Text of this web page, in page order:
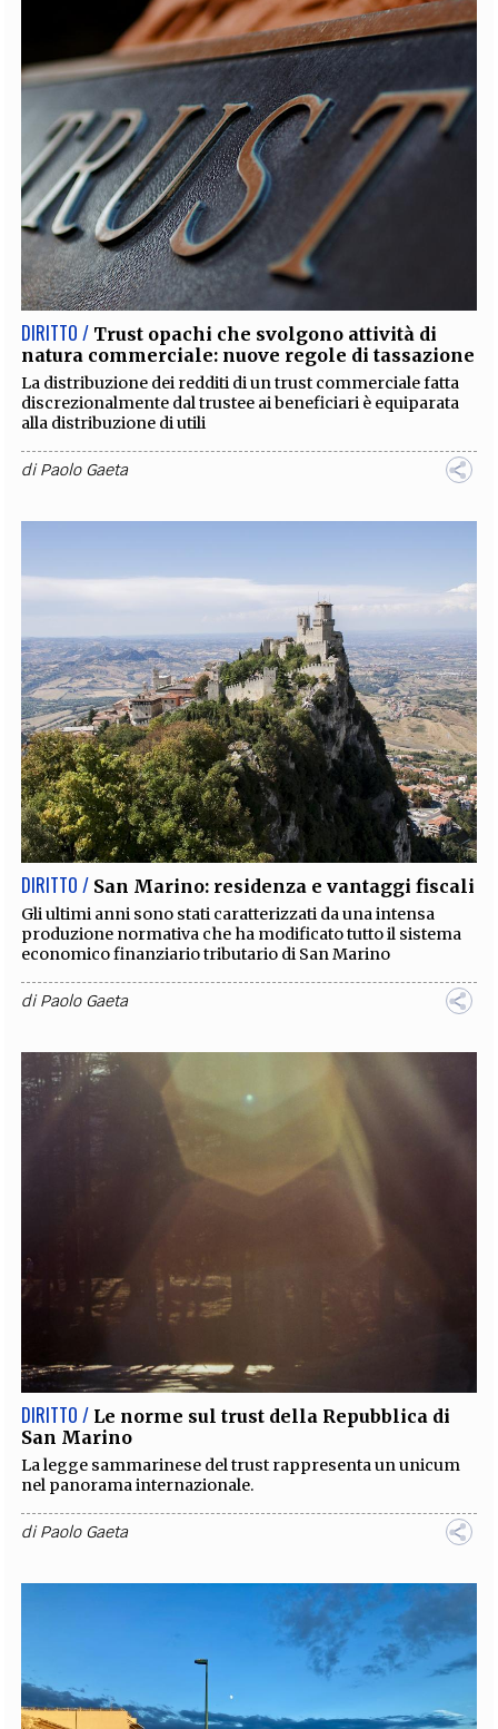
DIRITTO / Trust opachi che svolgono attività di
natura commerciale: nuove regole di tassazione
La distribuzione dei redditi di un trust commerciale fatta
discrezionalmente dal trustee ai beneficiari è equiparata
alla distribuzione di utili
diPaolo Gaeta
DIRITTO / San Marino: residenza e vantaggi fiscali
Gli ultimi anni sono stati caratterizzati da una intensa
produzione normativa che ha modificato tutto il sistema
economico finanziario tributario di San Marino
diPaolo Gaeta
DIRITTO / Le norme sul trust della Repubblica di
San Marino
La legge sammarinese del trust rappresenta un unicum
nel panorama internazionale.
diPaolo Gaeta